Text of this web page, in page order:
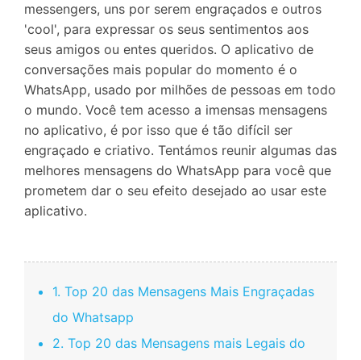
messengers, uns por serem engraçados e outros
'cool', para expressar os seus sentimentos aos
seus amigos ou entes queridos. O aplicativo de
conversações mais popular do momento é o
WhatsApp, usado por milhões de pessoas em todo
o mundo. Você tem acesso a imensas mensagens
no aplicativo, é por isso que é tão difícil ser
engraçado e criativo. Tentámos reunir algumas das
melhores mensagens do WhatsApp para você que
prometem dar o seu efeito desejado ao usar este
aplicativo.
1. Top 20 das Mensagens Mais Engraçadas
do Whatsapp
2. Top 20 das Mensagens mais Legais do